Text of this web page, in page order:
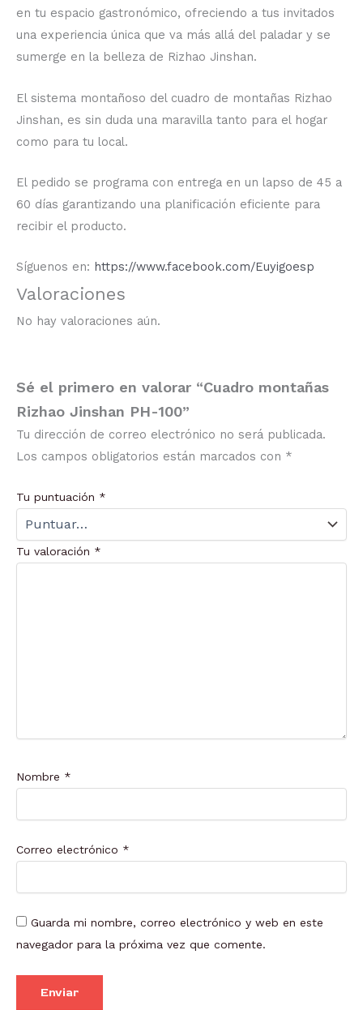
en tu espacio gastronómico, ofreciendo a tus invitados
una experiencia única que va más allá del paladar y se
sumerge en la belleza de Rizhao Jinshan.
El sistema montañoso del cuadro de montañas Rizhao
Jinshan, es sin duda una maravilla tanto para el hogar
como para tu local.
El pedido se programa con entrega en un lapso de 45 a
60 días garantizando una planificación eficiente para
recibir el producto.
Síguenos en: https://www.facebook.com/Euyigoesp
Valoraciones
No hay valoraciones aún.
Sé el primero en valorar “Cuadro montañas
Rizhao Jinshan PH-100”
Tu dirección de correo electrónico no será publicada.
Los campos obligatorios están marcados con *
Tu puntuación *
Tu valoración *
Nombre *
Correo electrónico *
Guarda mi nombre, correo electrónico y web en este
navegador para la próxima vez que comente.